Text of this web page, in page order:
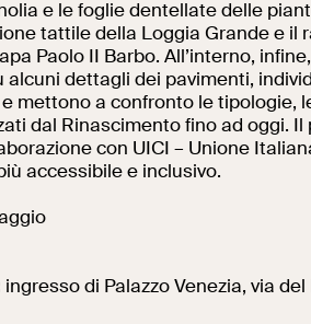
Al centro di Roma
e le foglie dentellate delle
tattile della Loggia Grande e il
Paolo II Barbo. All’interno,
dettagli dei pavimenti,
mettono a confronto le tipologie,
dal Rinascimento fino ad oggi. Il
con UICI – Unione
accessibile e inclusivo.
ingresso di Palazzo Venezia, via del